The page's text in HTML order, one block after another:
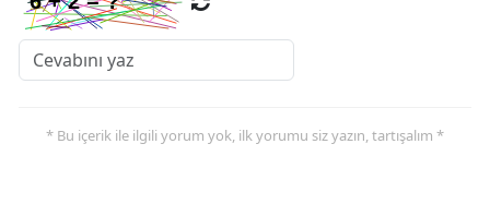
* Bu içerik ile ilgili yorum yok, ilk yorumu siz yazın, tartışalım *